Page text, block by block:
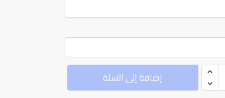
إضافة إلى السلة